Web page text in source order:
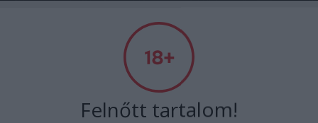
Felnőtt tartalom!
A világ legjobb viccei